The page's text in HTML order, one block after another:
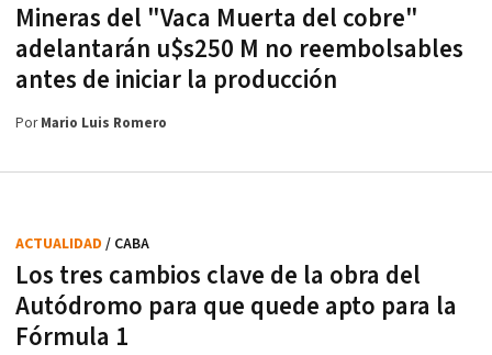
Mineras del "Vaca Muerta del cobre"
adelantarán u$s250 M no reembolsables
antes de iniciar la producción
PorMario Luis Romero
Los tres cambios clave de la obra del
Autódromo para que quede apto para la
Fórmula 1
ACTUALIDAD / CABA